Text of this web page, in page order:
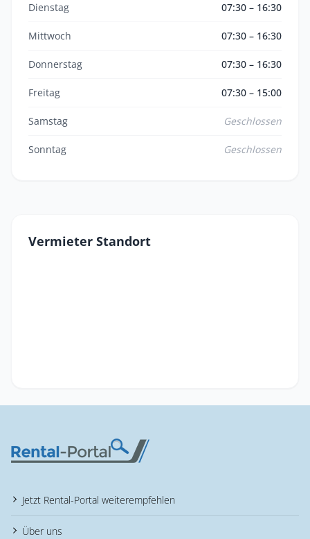
Dienstag 07:30 – 16:30
Mittwoch 07:30 – 16:30
Donnerstag 07:30 – 16:30
Freitag 07:30 – 15:00
Samstag Geschlossen
Sonntag Geschlossen
Vermieter Standort
Jetzt Rental-Portal weiterempfehlen
Über uns